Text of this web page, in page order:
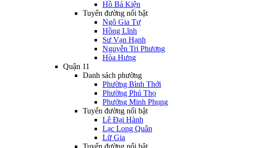
Hồ Bá Kiện
Tuyến đường nổi bật
Ngô Gia Tự
Hồng Lĩnh
Sư Vạn Hạnh
Nguyễn Tri Phương
Hòa Hưng
Quận 11
Danh sách phường
Phường Bình Thới
Phường Phú Thọ
Phường Minh Phụng
Tuyến đường nổi bật
Lê Đại Hành
Lạc Long Quân
Lữ Gia
Tuyến đường nổi bật